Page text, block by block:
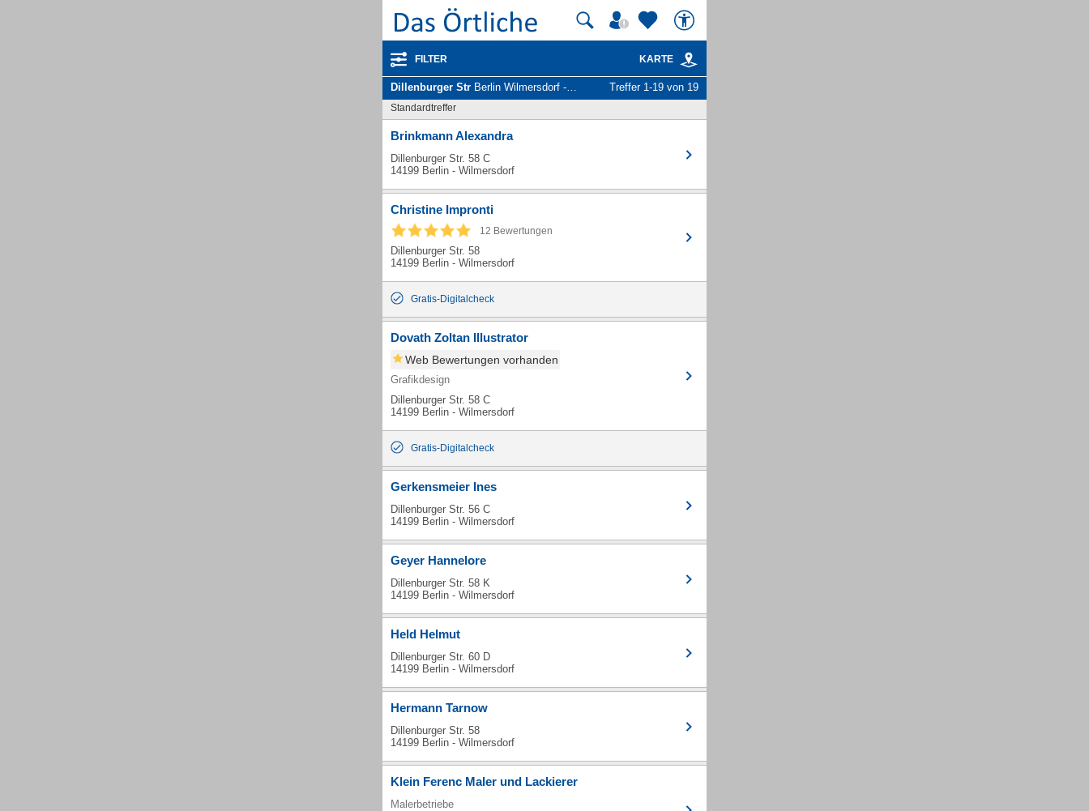
FILTER KARTE
Dillenburger Str Berlin Wilmersdorf - Unternehmen und Personen Treffer 1-19 von 19
Standardtreffer
Brinkmann Alexandra
Dillenburger Str. 58 C
14199 Berlin - Wilmersdorf
Christine Impronti
12 Bewertungen
Dillenburger Str. 58
14199 Berlin - Wilmersdorf
Gratis-Digitalcheck
Dovath Zoltan Illustrator
Web Bewertungen vorhanden
Grafikdesign
Dillenburger Str. 58 C
14199 Berlin - Wilmersdorf
Gratis-Digitalcheck
Gerkensmeier Ines
Dillenburger Str. 56 C
14199 Berlin - Wilmersdorf
Geyer Hannelore
Dillenburger Str. 58 K
14199 Berlin - Wilmersdorf
Held Helmut
Dillenburger Str. 60 D
14199 Berlin - Wilmersdorf
Hermann Tarnow
Dillenburger Str. 58
14199 Berlin - Wilmersdorf
Klein Ferenc Maler und Lackierer
Malerbetriebe